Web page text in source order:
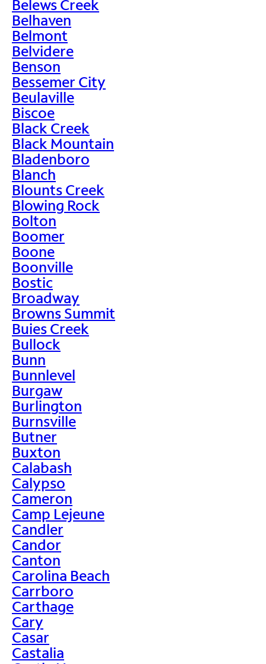
Belews Creek
Belhaven
Belmont
Belvidere
Benson
Bessemer City
Beulaville
Biscoe
Black Creek
Black Mountain
Bladenboro
Blanch
Blounts Creek
Blowing Rock
Bolton
Boomer
Boone
Boonville
Bostic
Broadway
Browns Summit
Buies Creek
Bullock
Bunn
Bunnlevel
Burgaw
Burlington
Burnsville
Butner
Buxton
Calabash
Calypso
Cameron
Camp Lejeune
Candler
Candor
Canton
Carolina Beach
Carrboro
Carthage
Cary
Casar
Castalia